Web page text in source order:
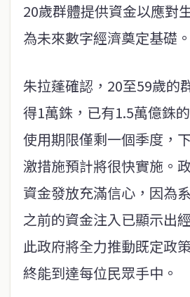
20歲群體提供資金以應對
為未來數字經濟奠定基礎。
朱拉蓬確認，20至59歲的
得1萬銖，已有1.5萬億銖
使用期限僅剩一個季度，
激措施預計將很快實施。
資金發放充滿信心，因為
之前的資金注入已顯示出
此政府將全力推動既定政
終能到達每位民眾手中。